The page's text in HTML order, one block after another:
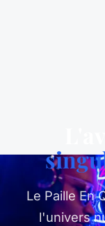
Le Paille En
l'univers